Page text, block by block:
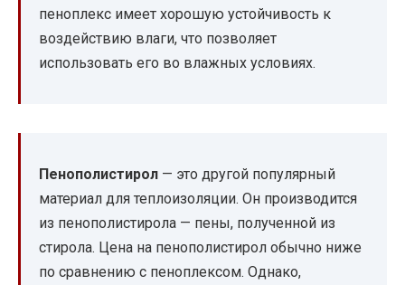
пеноплекс имеет хорошую устойчивость к
воздействию влаги, что позволяет
использовать его во влажных условиях.
Пенополистирол — это другой популярный
материал для теплоизоляции. Он производится
из пенополистирола — пены, полученной из
стирола. Цена на пенополистирол обычно ниже
по сравнению с пеноплексом. Однако,